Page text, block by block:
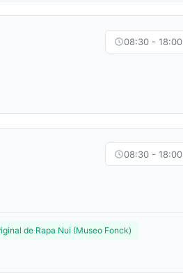
08:30 - 18:00
08:30 - 18:00
de Rapa Nui (Museo Fonck)